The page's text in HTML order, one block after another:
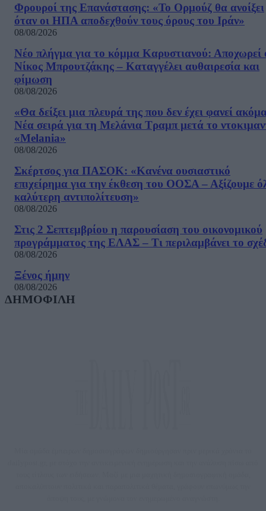
Φρουροί της Επανάστασης: «Το Ορμούζ θα ανοίξει
όταν οι ΗΠΑ αποδεχθούν τους όρους του Ιράν»
08/08/2026
Νέο πλήγμα για το κόμμα Καρυστιανού: Αποχωρεί
Νίκος Μπρουτζάκης – Καταγγέλει αυθαιρεσία και
φίμωση
08/08/2026
«Θα δείξει μια πλευρά της που δεν έχει φανεί
Νέα σειρά για τη Μελάνια Τραμπ μετά το
«Melania»
08/08/2026
Σκέρτσος για ΠΑΣΟΚ: «Κανένα ουσιαστικό
επιχείρημα για την έκθεση του ΟΟΣΑ – Αξίζουμε
καλύτερη αντιπολίτευση»
08/08/2026
Στις 2 Σεπτεμβρίου η παρουσίαση του οικονομικού
προγράμματος της ΕΛΑΣ – Τι περιλαμβάνει το
08/08/2026
Ξένος ήμην
08/08/2026
ΔΗΜΟΦΙΛΗ